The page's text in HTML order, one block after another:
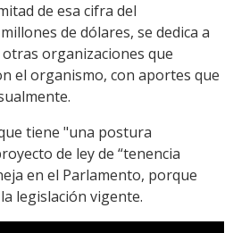
de esa cifra del
de dólares, se dedica a
organizaciones que
el organismo, con aportes que
tiene "una postura
de ley de “tenencia
en el Parlamento, porque
legislación vigente.